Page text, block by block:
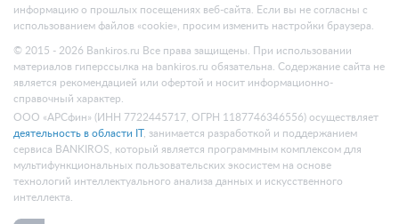
информацию о прошлых посещениях веб-сайта. Если вы не согласны с
использованием файлов «cookie», просим изменить настройки браузера.
© 2015 - 2026 Bankiros.ru Все права защищены. При использовании
материалов гиперссылка на bankiros.ru обязательна. Содержание сайта не
является рекомендацией или офертой и носит информационно-
справочный характер.
ООО «АРСфин» (ИНН 7722445717, ОГРН 1187746346556) осуществляет
деятельность в области IT, занимается разработкой и поддержанием
сервиса BANKIROS, который является программным комплексом для
мультифункциональных пользовательских экосистем на основе
технологий интеллектуального анализа данных и искусственного
интеллекта.